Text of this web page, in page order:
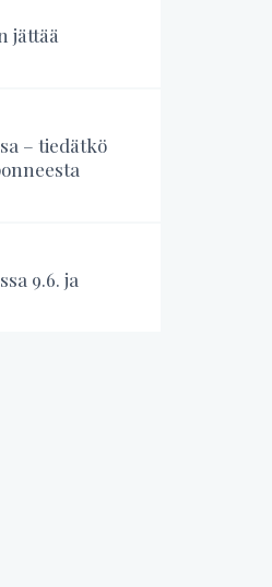
jättää
– tiedätkö
9.6. ja